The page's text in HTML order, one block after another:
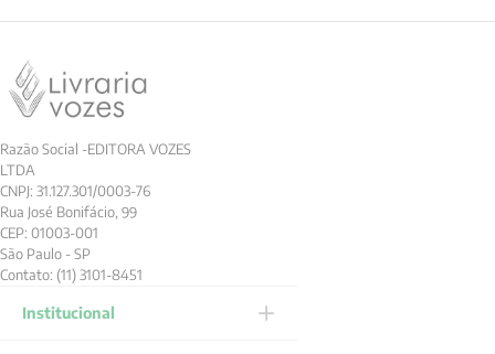
Razão Social -EDITORA VOZES
LTDA
CNPJ: 31.127.301/0003-76
Rua José Bonifácio, 99
CEP: 01003-001
São Paulo - SP
Contato: (11) 3101-8451
Institucional